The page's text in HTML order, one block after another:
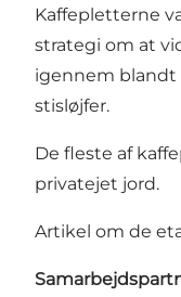
Kaffepletterne
strategi om at
igennem
stisløjfer.
De fleste af
privatejet jord.
Artikel om de